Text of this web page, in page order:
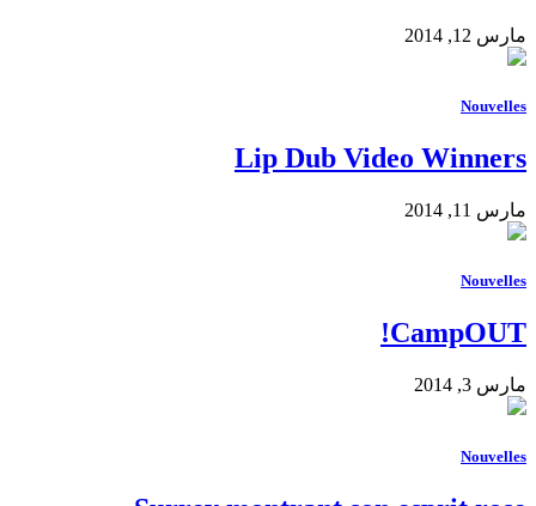
مارس 12, 2014
Nouvelles
Lip Dub Video Winners
مارس 11, 2014
Nouvelles
CampOUT!
مارس 3, 2014
Nouvelles